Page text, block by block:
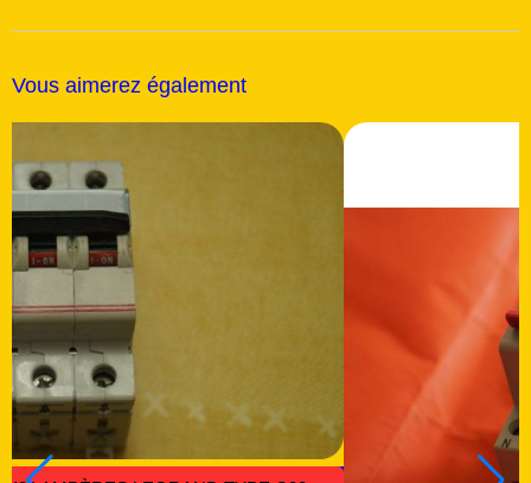
Vous aimerez également